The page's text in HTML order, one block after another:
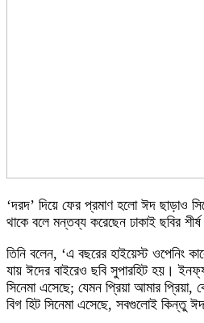
‘দরদ’ দিয়ে ফের প্রমাণ হলো ঈদ ছাড়াও
থাকে বলে মন্তব্য করেছেন ঢাকাই ছবির
তিনি বলেন, ‘এ বছরের হাইয়েস্ট ওপেনিং
যায় ঈদের বাইরেও ছবি সুপারহিট হয়।
সিনেমা এসেছে; যেমন প্রিয়া আমার
বিগ হিট সিনেমা এসেছে, সবগুলোই কিন্তু